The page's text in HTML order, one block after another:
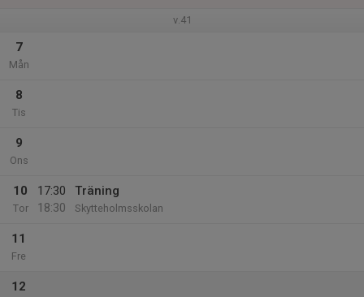
v.41
7
Mån
8
Tis
9
Ons
10
Tor
17:30
18:30
Träning
Skytteholmsskolan
11
Fre
12